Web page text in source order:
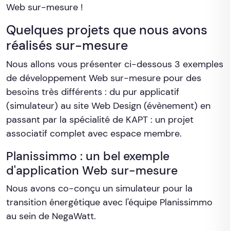
Web sur-mesure !
Quelques projets que nous avons
réalisés sur-mesure
Nous allons vous présenter ci-dessous 3 exemples
de développement Web sur-mesure pour des
besoins très différents : du pur applicatif
(simulateur) au site Web Design (évènement) en
passant par la spécialité de KAPT : un projet
associatif complet avec espace membre.
Planissimmo : un bel exemple
d'application Web sur-mesure
Nous avons co-conçu un simulateur pour la
transition énergétique avec l'équipe Planissimmo
au sein de NegaWatt.